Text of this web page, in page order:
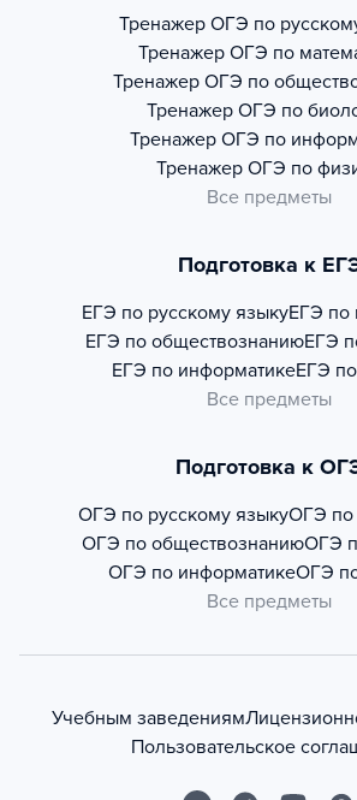
Тренажер ОГЭ по
Тренажер ОГЭ по
Тренажер ОГЭ по
Тренажер ОГЭ по
Тренажер ОГЭ по
Тренажер ОГЭ по
Все предметы
Подготовка к
ЕГЭ по русскому языкуЕГЭ по
ЕГЭ по обществознаниюЕГЭ
ЕГЭ по информатикеЕГЭ
Все предметы
Подготовка к
ОГЭ по русскому языкуОГЭ по
ОГЭ по обществознаниюОГЭ
ОГЭ по информатикеОГЭ
Все предметы
Учебным заведениям
Пользовательское